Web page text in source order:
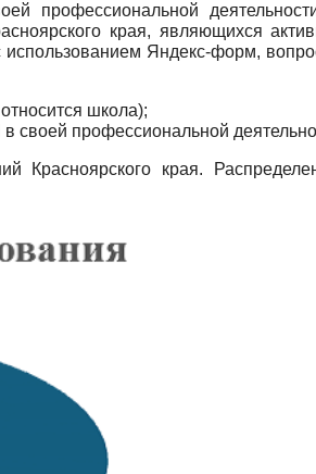
профессиональной
края, являющихся
Яндекс-форм,
школа);
своей профессиональной
Красноярского края.